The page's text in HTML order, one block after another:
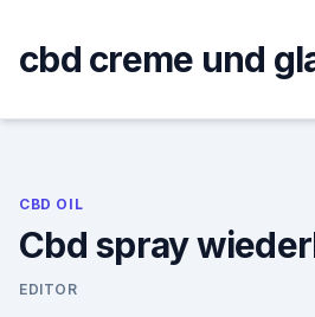
content
cbd creme und
CBD OIL
Cbd spray
EDITOR